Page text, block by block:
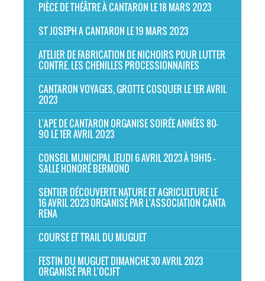
PIÈCE DE THÉÂTRE À CANTARON LE 18 MARS 2023
ST JOSEPH A CANTARON LE 19 MARS 2023
ATELIER DE FABRICATION DE NICHOIRS POUR LUTTER
CONTRE. LES CHENILLES PROCESSIONNAIRES
CANTARON VOYAGES, GROTTE COSQUER LE 1ER AVRIL
2023
L'APE DE CANTARON ORGANISE SOIRÉE ANNÉES 80-
90 LE 1ER AVRIL 2023
CONSEIL MUNICIPAL JEUDI 6 AVRIL 2023 À 19H15 -
SALLE HONORÉ BERMOND
SENTIER DÉCOUVERTE NATURE ET AGRICULTURE LE
16 AVRIL 2023 ORGANISÉ PAR L'ASSOCIATION CANTA
RENA
COURSE ET TRAIL DU MUGUET
FESTIN DU MUGUET DIMANCHE 30 AVRIL 2023
ORGANISÉ PAR L'OCJFT